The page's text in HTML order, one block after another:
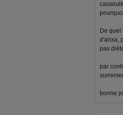
De quel
d'anxa,
pas
par
bonne